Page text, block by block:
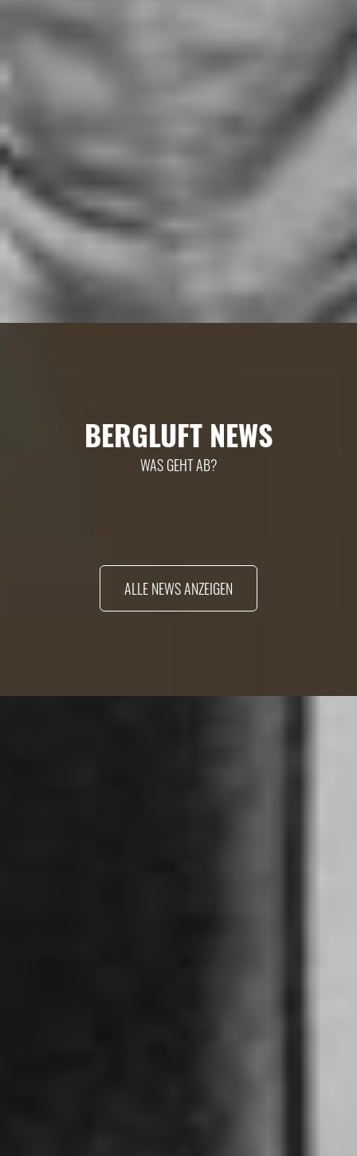
BERGLUFT NEWS
WAS GEHT AB?
ALLE NEWS ANZEIGEN